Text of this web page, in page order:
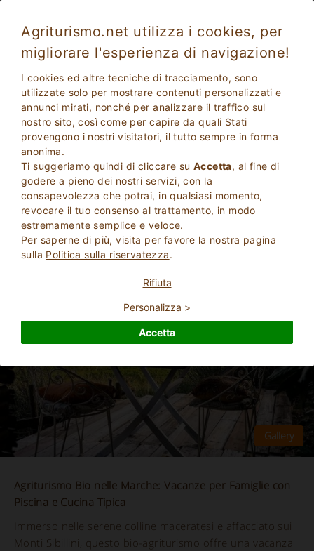
Agriturismo.net utilizza i cookies, per
migliorare l'esperienza di navigazione!
I cookies ed altre tecniche di tracciamento, sono
utilizzate solo per mostrare contenuti personalizzati e
annunci mirati, nonché per analizzare il traffico sul
nostro sito, così come per capire da quali Stati
provengono i nostri visitatori, il tutto sempre in forma
anonima.
Ti suggeriamo quindi di cliccare su Accetta, al fine di
godere a pieno dei nostri servizi, con la
consapevolezza che potrai, in qualsiasi momento,
revocare il tuo consenso al trattamento, in modo
estremamente semplice e veloce.
Per saperne di più, visita per favore la nostra pagina
sulla Politica sulla riservatezza.
Rifiuta
Personalizza >
Accetta
Tolentino 1168
Appartamenti in Agriturismo
Macerata, Tolentino(Mappa) 20Posti Letto
CHIEDI AL PROPRIETARIO PRENOTA
Favoloso
8.9
Maggiori Informazioni
Agriturismo Bio nelle Marche: Vacanze per Famiglie con
Piscina e Cucina Tipica
Immerso nelle serene colline maceratesi e affacciato sui
Monti Sibillini, questo bio-agriturismo offre una vacanza